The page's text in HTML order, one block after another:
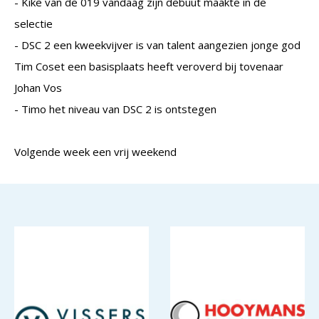
selectie
- DSC 2 een kweekvijver is van talent aangezien jonge god
Tim Coset een basisplaats heeft veroverd bij tovenaar
Johan Vos
- Timo het niveau van DSC 2 is ontstegen
Volgende week een vrij weekend